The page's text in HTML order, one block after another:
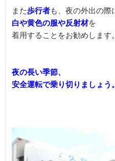
また歩行者
白や黄色の服や反射材を
着用することをお勧めします。
夜の長い季節、